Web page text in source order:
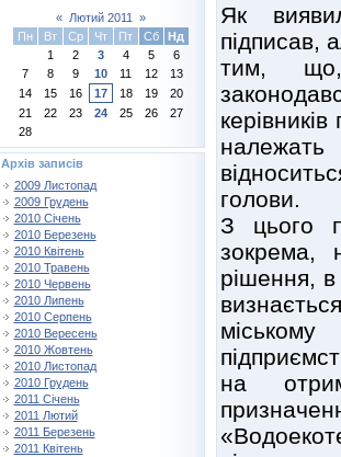
«
Лютий 2011
»
Пн
Вт Ср Чт Пт Сб
Нд
1
2 3 4 5
6
7
8 9 10 11 12
13
14
15 16 17 18 19
20
21
22 23 24 25 26
27
28
Архів записів
2009 Листопад
2009 Грудень
2010 Січень
2010 Березень
2010 Квітень
2010 Травень
2010 Червень
2010 Липень
2010 Серпень
2010 Вересень
2010 Жовтень
2010 Листопад
2010 Грудень
2011 Січень
2011 Лютий
2011 Березень
2011 Квітень
Як
підписав,
тим,
голови.
З цього
зокрема,
рішення,
міському
на